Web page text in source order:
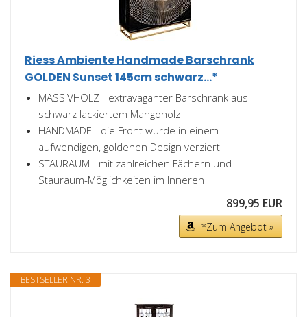
Riess Ambiente Handmade Barschrank
GOLDEN Sunset 145cm schwarz...*
MASSIVHOLZ - extravaganter Barschrank aus
schwarz lackiertem Mangoholz
HANDMADE - die Front wurde in einem
aufwendigen, goldenen Design verziert
STAURAUM - mit zahlreichen Fächern und
Stauraum-Möglichkeiten im Inneren
899,95 EUR
*Zum Angebot »
BESTSELLER NR. 3